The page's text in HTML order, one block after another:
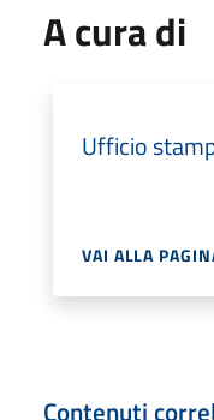
A cura di
Ufficio
VAI ALLA
Contenuti